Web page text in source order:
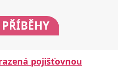
pojišťovnou